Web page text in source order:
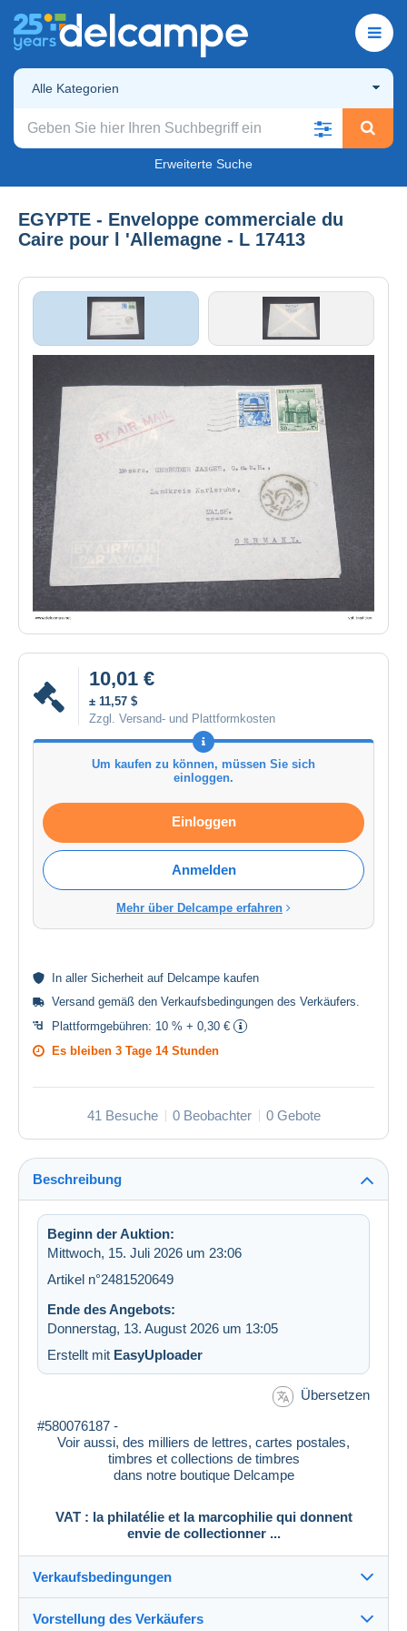
Alle Kategorien
Erweiterte Suche
EGYPTE - Enveloppe commerciale du
Caire pour l 'Allemagne - L 17413
10,01 €
± 11,57 $
Zzgl. Versand- und Plattformkosten
Um kaufen zu können, müssen Sie sich
einloggen.
Einloggen
Anmelden
Mehr über Delcampe erfahren
In aller Sicherheit auf Delcampe kaufen
Versand gemäß den Verkaufsbedingungen des Verkäufers.
Plattformgebühren: 10 % + 0,30 €
Es bleiben 3 Tage 14 Stunden
41 Besuche 0 Beobachter 0 Gebote
Beschreibung
Beginn der Auktion:
Mittwoch, 15. Juli 2026 um 23:06
Artikel n°2481520649
Ende des Angebots:
Donnerstag, 13. August 2026 um 13:05
Erstellt mit EasyUploader
Übersetzen
#580076187 -
Voir aussi, des milliers de lettres, cartes postales,
timbres et collections de timbres
dans notre boutique Delcampe
VAT : la philatélie et la marcophilie qui donnent
envie de collectionner ...
Verkaufsbedingungen
Vorstellung des Verkäufers